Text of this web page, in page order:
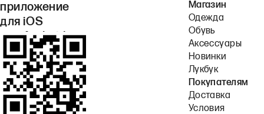
приложение
для iOS
или Android.
Магазин
Одежда
Обувь
Аксессуары
Новинки
Лукбук
Покупателям
Доставка
Условия